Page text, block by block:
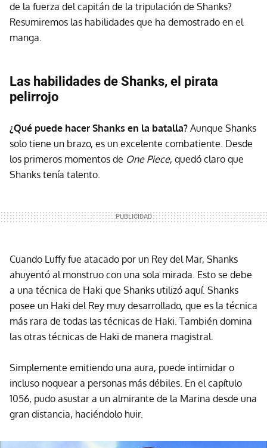
de la fuerza del capitán de la tripulación de Shanks?
Resumiremos las habilidades que ha demostrado en el
manga.
Las habilidades de Shanks, el pirata
pelirrojo
¿Qué puede hacer Shanks en la batalla? Aunque Shanks
solo tiene un brazo, es un excelente combatiente. Desde
los primeros momentos de One Piece, quedó claro que
Shanks tenía talento.
Cuando Luffy fue atacado por un Rey del Mar, Shanks
ahuyentó al monstruo con una sola mirada. Esto se debe
a una técnica de Haki que Shanks utilizó aquí. Shanks
posee un Haki del Rey muy desarrollado, que es la técnica
más rara de todas las técnicas de Haki. También domina
las otras técnicas de Haki de manera magistral.
Simplemente emitiendo una aura, puede intimidar o
incluso noquear a personas más débiles. En el capítulo
1056, pudo asustar a un almirante de la Marina desde una
gran distancia, haciéndolo huir.